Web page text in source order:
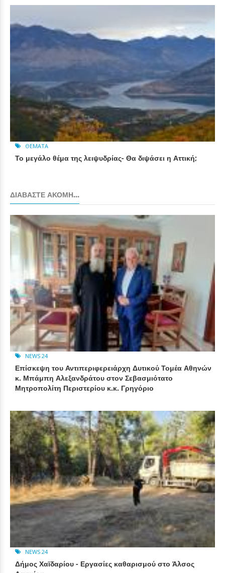
ΘΈΜΑΤΑ
Το μεγάλο θέμα της λειψυδρίας- Θα διψάσει η Αττική;
ΔΙΑΒΆΣΤΕ ΑΚΌΜΗ...
NEWS 24
Επίσκεψη του Αντιπεριφερειάρχη Δυτικού Τομέα Αθηνών
κ. Μπάμπη Αλεξανδράτου στον Σεβασμιότατο
Μητροπολίτη Περιστερίου κ.κ. Γρηγόριο
NEWS 24
Δήμος Χαϊδαρίου - Εργασίες καθαρισμού στο Άλσος